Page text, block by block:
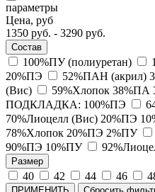
параметры
Цена, руб
1350 руб. - 3290 руб.
Состав
100%ПУ (полиуретан)
20%ПЭ
52%ПАН (акрил)
(Вис)
59%Хлопок 38%ПА
ПОДКЛАДКА: 100%ПЭ
70%Лиоцелл (Вис) 20%ПЭ
78%Хлопок 20%ПЭ 2%ПУ
90%ПЭ 10%ПУ
Размер
40 42 44 46